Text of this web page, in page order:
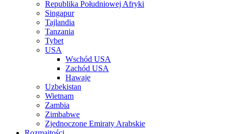
Republika Południowej Afryki
Singapur
Tajlandia
Tanzania
Tybet
USA
Wschód USA
Zachód USA
Hawaje
Uzbekistan
Wietnam
Zambia
Zimbabwe
Zjednoczone Emiraty Arabskie